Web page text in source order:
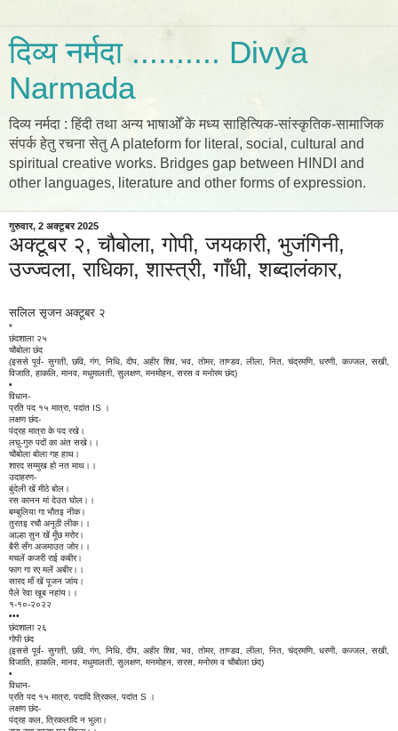
दिव्य नर्मदा .......... Divya
Narmada
दिव्य नर्मदा : हिंदी तथा अन्य भाषाओँ के मध्य साहित्यिक-सांस्कृतिक-सामाजिक
संपर्क हेतु रचना सेतु A plateform for literal, social, cultural and
spiritual creative works. Bridges gap between HINDI and
other languages, literature and other forms of expression.
गुरुवार, 2 अक्टूबर 2025
अक्टूबर २, चौबोला, गोपी, जयकारी, भुजंगिनी,
उज्ज्वला, राधिका, शास्त्री, गाँधी, शब्दालंकार,
सलिल सृजन अक्टूबर २
*
छंदशाला २५
चौबोला छंद
(इससे पूर्व- सुगती, छवि, गंग, निधि, दीप, अहीर शिव, भव, तोमर, ताण्डव, लीला, नित, चंद्रमणि, धरणी, कज्जल, सखी,
विजाति, हाकलि, मानव, मधुमालती, सुलक्षण, मनमोहन, सरस व मनोरम छंद)
•
विधान-
प्रति पद १५ मात्रा, पदांत IS ।
लक्षण छंद-
पंद्रह मात्रा के पद रखे।
लघु-गुरु पदों का अंत सखे।।
चौबोला बोला गह हाथ।
शारद सम्मुख हो नत माथ।।
उदाहरण-
बुंदेली खें मीठे बोल।
रस कानन मां देउत घोल।।
बम्बुलिया गा भौतइ नीक।
तुरतइ रचौ अनूठी लीक।।
आल्हा सुन खें मूँछ मरोर।
बैरी सँग अजमाउत जोर।।
मचलें कजरी राई कबीर।
फाग गा रए मलें अबीर।।
सारद माँ खें पूजन जांय।
पैले रेवा खूब नहांय।।
१-१०-२०२२
•••
छंदशाला २६
गोपी छंद
(इससे पूर्व- सुगती, छवि, गंग, निधि, दीप, अहीर शिव, भव, तोमर, ताण्डव, लीला, नित, चंद्रमणि, धरणी, कज्जल, सखी,
विजाति, हाकलि, मानव, मधुमालती, सुलक्षण, मनमोहन, सरस, मनोरम व चौबोला छंद)
•
विधान-
प्रति पद १५ मात्रा, पदादि त्रिकल, पदांत S ।
लक्षण छंद-
पंद्रह कल, त्रिकलादि न भुला।